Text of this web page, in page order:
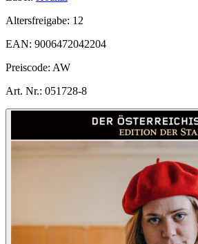
Altersfreigabe: 12
EAN: 9006472042204
Preiscode: AW
Art. Nr.: 051728-8